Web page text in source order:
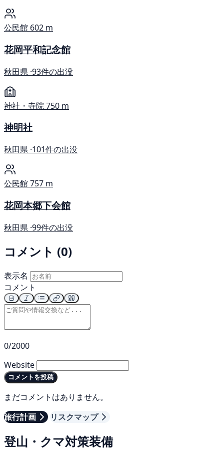
公民館 602 m
花岡平和記念館
秋田県 ·93件の出没
神社・寺院750 m
神明社
秋田県 ·101件の出没
公民館757 m
花岡本郷下会館
秋田県 ·99件の出没
コメント (0)
表示名
コメント
0/2000
Website
コメントを投稿
まだコメントはありません。
旅行計画
リスクマップ
登山・クマ対策装備